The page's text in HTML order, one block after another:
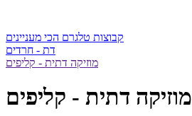
קבוצות טלגרם הכי מעניינים
דת - חרדים
מוזיקה דתית - קליפים
מוזיקה דתית - קליפים